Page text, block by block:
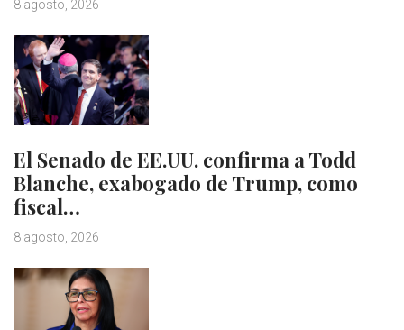
8 agosto, 2026
El Senado de EE.UU. confirma a Todd
Blanche, exabogado de Trump, como
fiscal…
8 agosto, 2026